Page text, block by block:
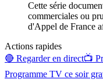
Cette série
commerciales ou
d'Appel de France
Actions rapides
🔴 Regarder en direct📺
Programme TV ce soir